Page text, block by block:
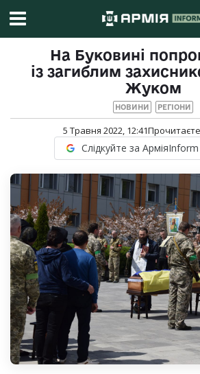
На Буковині
із загиблим
Жуком
НОВИНИ РЕГІОНИ
5 Травня 2022, 12:41
Слідкуйте за